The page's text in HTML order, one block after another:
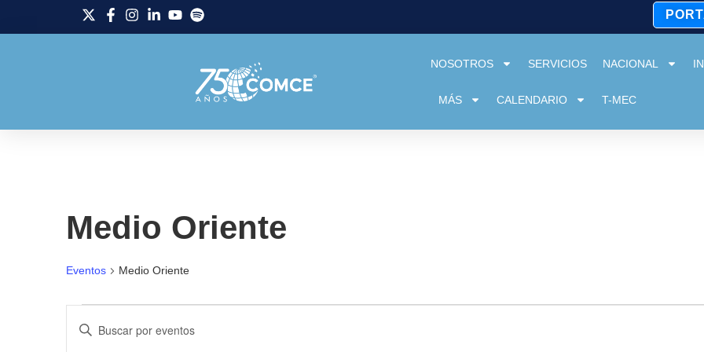
NOSOTROS SERVICIOS NACIONAL
MÁS CALENDARIO T-MEC
Medio Oriente
Eventos Medio Oriente
Navegación